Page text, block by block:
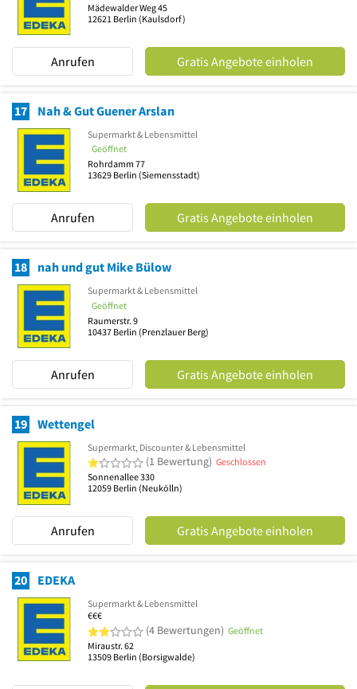
Mädewalder Weg 45
12621 Berlin (Kaulsdorf)
Anrufen Gratis Angebote einholen
17 Nah & Gut Guener Arslan
Supermarkt & Lebensmittel
Geöffnet
Rohrdamm 77
13629 Berlin (Siemensstadt)
Anrufen Gratis Angebote einholen
18 nah und gut Mike Bülow
Supermarkt & Lebensmittel
Geöffnet
Raumerstr. 9
10437 Berlin (Prenzlauer Berg)
Anrufen Gratis Angebote einholen
19 Wettengel
Supermarkt, Discounter & Lebensmittel
1 von 5 Sternen
(1 Bewertung) Geschlossen
Sonnenallee 330
12059 Berlin (Neukölln)
Anrufen Gratis Angebote einholen
20 EDEKA
Supermarkt & Lebensmittel
€€€
2 von 5 Sternen
(4 Bewertungen) Geöffnet
Miraustr. 62
13509 Berlin (Borsigwalde)